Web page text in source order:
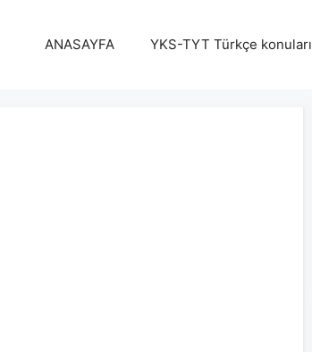
ANASAYFA YKS-TYT Türkçe konuları